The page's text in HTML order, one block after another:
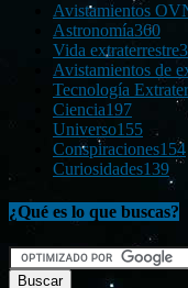
Avistamientos
Astronomía360
Vida extraterrestre
Avistamientos de
Tecnología
Ciencia197
Universo155
Conspiraciones154
Curiosidades139
¿Qué es lo que buscas?